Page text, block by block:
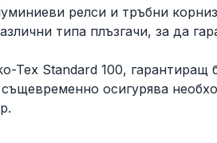
релси и тръбни
типа плъзгачи, за да
Tex Standard 100, гарантиращ
осигурява